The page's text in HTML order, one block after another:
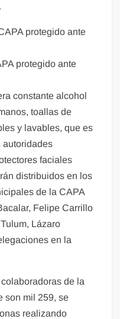
protegido ante
constante alcohol
toallas de
y lavables, que es
autoridades
faciales
distribuidos en los
de la CAPA
Felipe Carrillo
Lázaro
en la
de la
son mil 259, se
realizando